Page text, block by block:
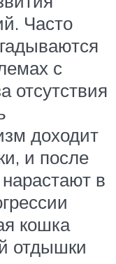
Часто
с
отсутствия
доходит
и после
в
кошка
отдышки